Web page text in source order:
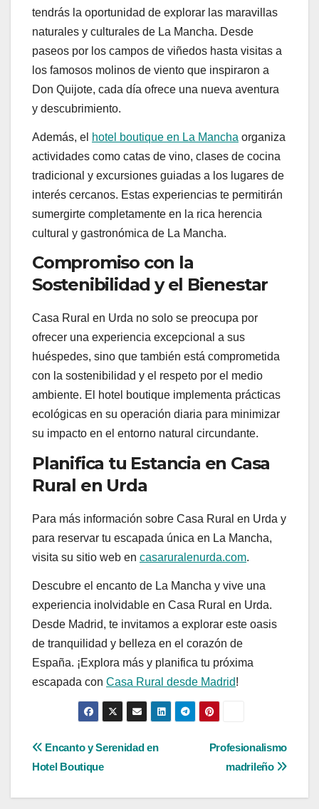
tendrás la oportunidad de explorar las maravillas
naturales y culturales de La Mancha. Desde
paseos por los campos de viñedos hasta visitas a
los famosos molinos de viento que inspiraron a
Don Quijote, cada día ofrece una nueva aventura
y descubrimiento.
Además, el hotel boutique en La Mancha organiza
actividades como catas de vino, clases de cocina
tradicional y excursiones guiadas a los lugares de
interés cercanos. Estas experiencias te permitirán
sumergirte completamente en la rica herencia
cultural y gastronómica de La Mancha.
Compromiso con la
Sostenibilidad y el Bienestar
Casa Rural en Urda no solo se preocupa por
ofrecer una experiencia excepcional a sus
huéspedes, sino que también está comprometida
con la sostenibilidad y el respeto por el medio
ambiente. El hotel boutique implementa prácticas
ecológicas en su operación diaria para minimizar
su impacto en el entorno natural circundante.
Planifica tu Estancia en Casa
Rural en Urda
Para más información sobre Casa Rural en Urda y
para reservar tu escapada única en La Mancha,
visita su sitio web en casaruralenurda.com.
Descubre el encanto de La Mancha y vive una
experiencia inolvidable en Casa Rural en Urda.
Desde Madrid, te invitamos a explorar este oasis
de tranquilidad y belleza en el corazón de
España. ¡Explora más y planifica tu próxima
escapada con Casa Rural desde Madrid!
Navegación
Profesionalismo
madrileño
Encanto y Serenidad en
Hotel Boutique